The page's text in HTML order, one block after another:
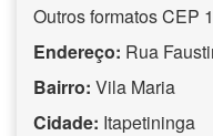
Outros formatos CEP
Endereço: Rua
Bairro: Vila Maria
Cidade: Itapetininga